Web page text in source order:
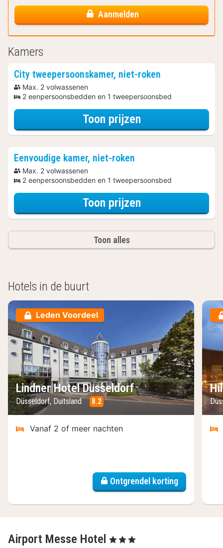
Aanmelden
Kamers
City tweepersoonskamer, niet-roken
Max. 2 volwassenen
2 eenpersoonsbedden en 1 tweepersoonsbed
Toon prijzenvoor Spa Resort
Eenvoudige kamer, niet-roken
Max. 2 volwassenen
2 eenpersoonsbedden en 1 tweepersoonsbed
Toon prijzenvoor Spa Resort
Toon alles
Hotels in de buurt
Leden Voordeel
Lindner Hotel Düsseldorf
Düsseldorf, Duitsland 8.2
Vanaf 2 of meer nachten
Ontgrendel korting
Airport Messe Hotel , 3 Sterren